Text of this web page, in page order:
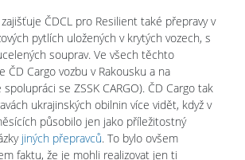
ČDCL pro Resilient také přepravy v
pytlích uložených v krytých vozech, s
souprav. Ve všech těchto
ČD Cargo vozbu v Rakousku a na
se ZSSK CARGO). ČD Cargo tak
ukrajinských obilnin více vidět, když v
působilo jen jako příležitostný
jiných přepravců. To bylo ovšem
faktu, že je mohli realizovat jen ti